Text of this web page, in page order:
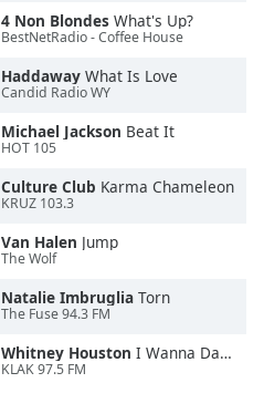
4 Non Blondes What's Up?
BestNetRadio - Coffee House
Haddaway What Is Love
Candid Radio WY
Michael Jackson Beat It
HOT 105
Culture Club Karma Chameleon
KRUZ 103.3
Van Halen Jump
The Wolf
Natalie Imbruglia Torn
The Fuse 94.3 FM
Whitney Houston I Wanna Dance With Somebody
KLAK 97.5 FM